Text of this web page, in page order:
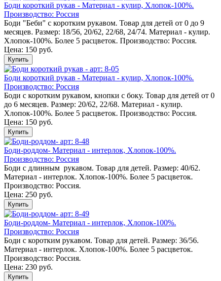
Боди короткий рукав - Материал - кулир, Хлопок-100%.
Производство: Россия
Боди "Беби" с коротким рукавом. Товар для детей от 0 до 9
месяцев. Размер: 18/56, 20/62, 22/68, 24/74. Материал - кулир.
Хлопок-100%. Более 5 расцветок. Производство: Россия.
Цена: 150 руб.
Купить
Боди короткий рукав - Материал - кулир, Хлопок-100%.
Производство: Россия
Боди с коротким рукавом, кнопки с боку. Товар для детей от 0
до 6 месяцев. Размер: 20/62, 22/68. Материал - кулир.
Хлопок-100%. Более 5 расцветок. Производство: Россия.
Цена: 150 руб.
Купить
Боди-роддом- Материал - интерлок, Хлопок-100%.
Производство: Россия
Боди с длинным рукавом. Товар для детей. Размер: 40/62.
Материал - интерлок. Хлопок-100%. Более 5 расцветок.
Производство: Россия.
Цена: 250 руб.
Купить
Боди-роддом- Материал - интерлок, Хлопок-100%.
Производство: Россия
Боди с коротким рукавом. Товар для детей. Размер: 36/56.
Материал - интерлок. Хлопок-100%. Более 5 расцветок.
Производство: Россия.
Цена: 230 руб.
Купить